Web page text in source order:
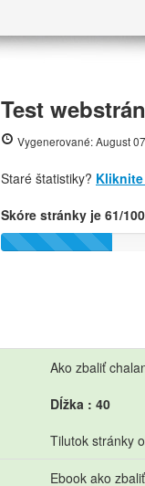
Test
Vygenerované: August
Staré štatistiky?
Skóre stránky je 61/100
Ako zbaliť
Dĺžka : 40
Tilutok stránky
Ebook ako